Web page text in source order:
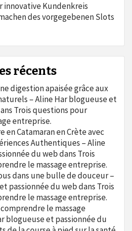
innovative Kundenkreis
des vorgegebenen Slots
récents
digestion apaisée grâce aux
– Aline Har blogueuse et
Trois questions pour
entreprise.
en Catamaran en Crète avec
Authentiques – Aline
du webdans Trois
le massage entreprise.
dans une bulle de douceur –
passionnée du webdans Trois
le massage entreprise.
le massage
blogueuse et passionnée du